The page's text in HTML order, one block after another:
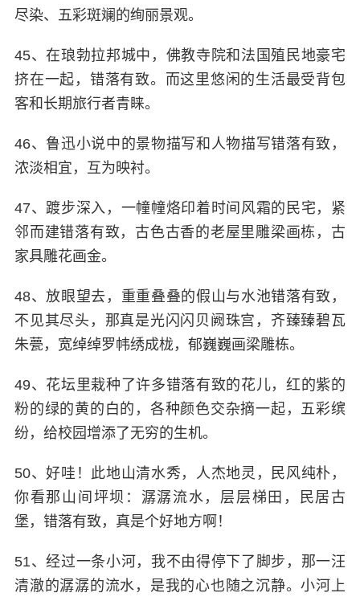
尽染、五彩斑斓的绚丽景观。
45、在琅勃拉邦城中，佛教寺院和法国殖民地豪宅
挤在一起，错落有致。而这里悠闲的生活最受背包
客和长期旅行者青睐。
46、鲁迅小说中的景物描写和人物描写错落有致，
浓淡相宜，互为映衬。
47、踱步深入，一幢幢烙印着时间风霜的民宅，紧
邻而建错落有致，古色古香的老屋里雕梁画栋，古
家具雕花画金。
48、放眼望去，重重叠叠的假山与水池错落有致，
不见其尽头，那真是光闪闪贝阙珠宫，齐臻臻碧瓦
朱甍，宽绰绰罗帏绣成栊，郁巍巍画梁雕栋。
49、花坛里栽种了许多错落有致的花儿，红的紫的
粉的绿的黄的白的，各种颜色交杂摘一起，五彩缤
纷，给校园增添了无穷的生机。
50、好哇！此地山清水秀，人杰地灵，民风纯朴，
你看那山间坪坝：潺潺流水，层层梯田，民居古
堡，错落有致，真是个好地方啊！
51、经过一条小河，我不由得停下了脚步，那一汪
清澈的潺潺的流水，是我的心也随之沉静。小河上